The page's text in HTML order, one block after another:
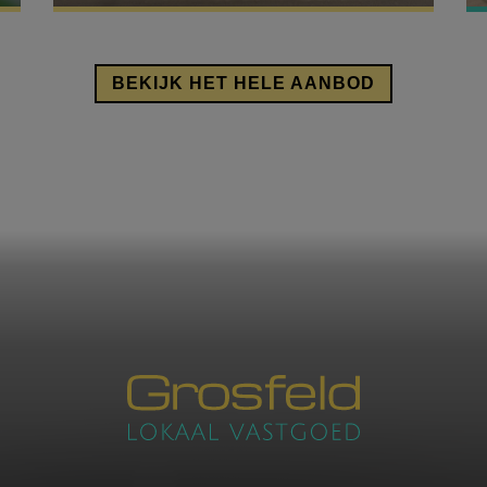
OF je verbindt je ertoe om deze binnen de 2 jaar te
adres van de gekochte woning.
VERZENDEN
BEKIJK HET HELE AANBOD